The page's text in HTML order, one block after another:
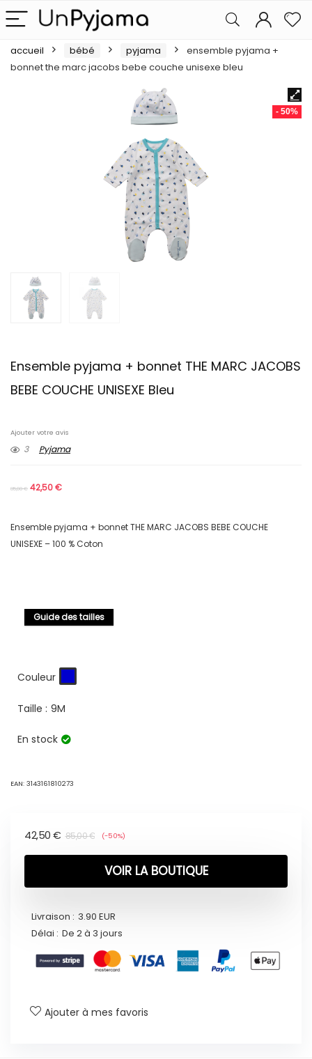
accueil bébé pyjama
ensemble pyjama +
bonnet the marc jacobs bebe couche unisexe bleu
- 50%
Ensemble pyjama + bonnet THE MARC JACOBS
BEBE COUCHE UNISEXE Bleu
Ajouter votre avis
3 Pyjama
85,00€ 42,50€
Ensemble pyjama + bonnet THE MARC JACOBS BEBE COUCHE
UNISEXE – 100 % Coton
Guide des tailles
Couleur
Taille : 9M
En stock
EAN: 3143161810273
85,00€
42,50 € (-50%)
VOIR LA BOUTIQUE
Livraison : 3.90 EUR
Délai : De 2 à 3 jours
Ajouter à mes favoris